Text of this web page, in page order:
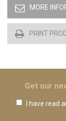
MORE
PRINT
Get our
I have read